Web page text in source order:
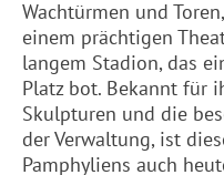
Wachtürmen und
einem prächtigen
langem Stadion, das
Platz bot. Bekannt für
Skulpturen und die
der Verwaltung, ist
Pamphyliens auch